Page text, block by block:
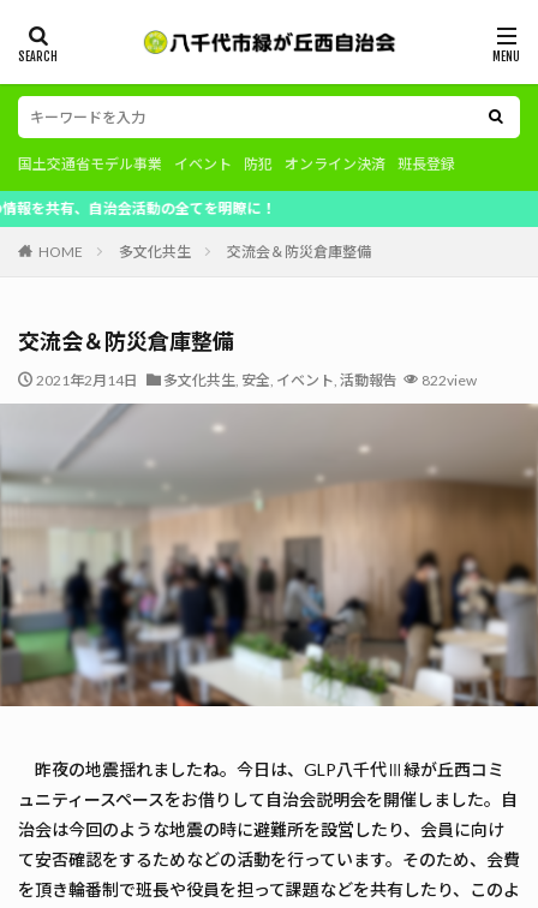
国土交通省モデル事業 イベント 防犯 オンライン決済 班長登録
治会活動の全てを明瞭に！
HOME 多文化共生 交流会＆防災倉庫整備
交流会＆防災倉庫整備
2021年2月14日 多文化共生, 安全, イベント, 活動報告 822view
昨夜の地震揺れましたね。今日は、GLP八千代Ⅲ緑が丘西コミ
ュニティースペースをお借りして自治会説明会を開催しました。自
治会は今回のような地震の時に避難所を設営したり、会員に向け
て安否確認をするためなどの活動を行っています。そのため、会費
を頂き輪番制で班長や役員を担って課題などを共有したり、このよ